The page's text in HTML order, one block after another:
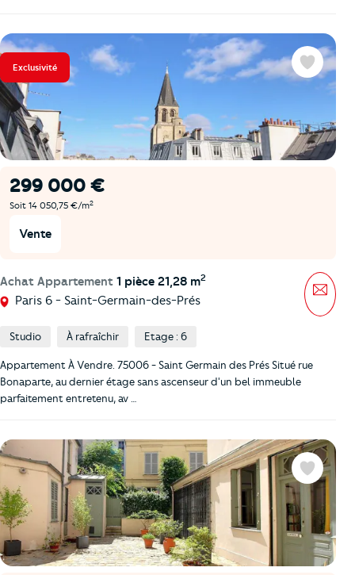
Exclusivité
299 000 €
Soit 14 050,75 €/m2
Vente
Achat Appartement 1 pièce 21,28 m2
Paris 6 - Saint-Germain-des-Prés
Favoris
Studio À rafraîchir Etage : 6
Appartement À Vendre. 75006 - Saint Germain des Prés Situé rue
Bonaparte, au dernier étage sans ascenseur d'un bel immeuble
parfaitement entretenu, av …
Favoris